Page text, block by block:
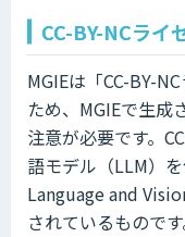
CC-BY-NCライ
MGIEは「CC-BY-
ため、MGIEで生成
注意が必要です。
語モデル（LLM）
Language and
されているものです